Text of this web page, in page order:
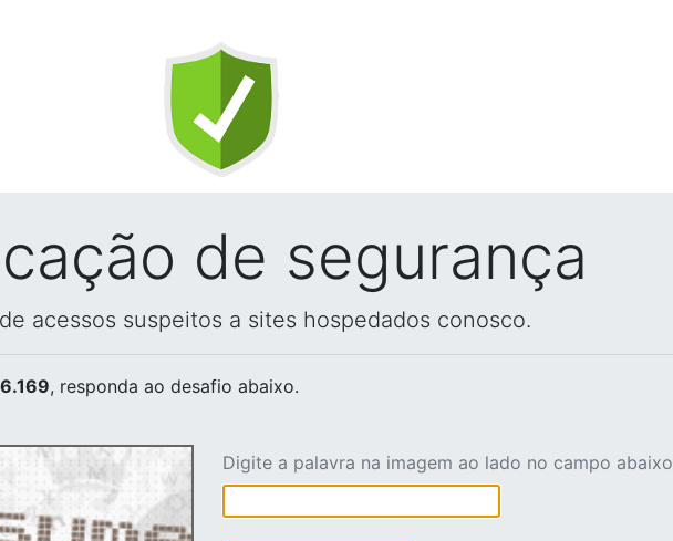
de segurança
acessos suspeitos a sites hospedados conosco.
, responda ao desafio abaixo.
Digite a palavra na imagem ao lado no campo abaixo